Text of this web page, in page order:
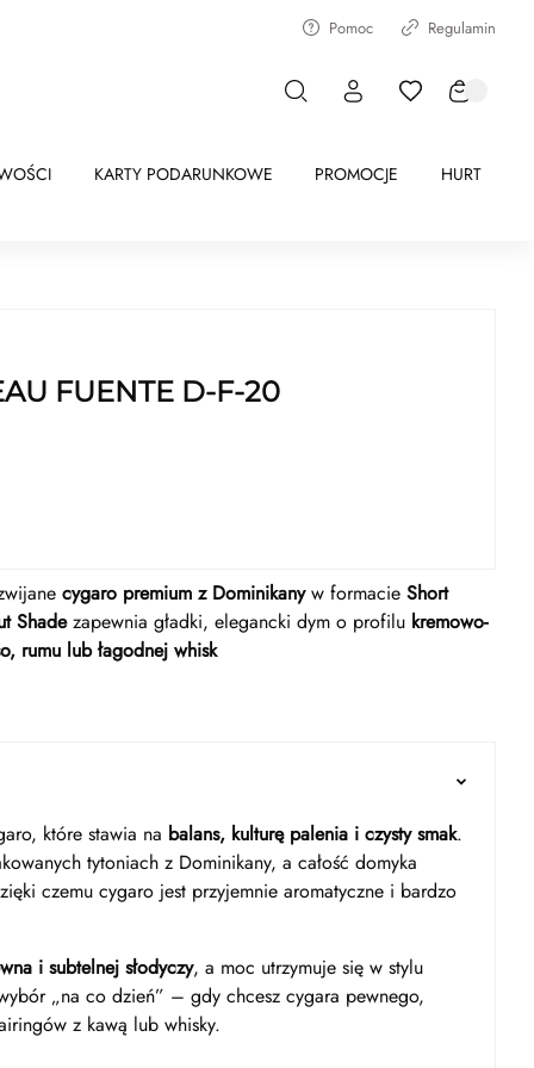
Pomoc Regulamin
KARTY PODARUNKOWE PROMOCJE HURT
FUENTE D-F-20
cygaro premium z Dominikanyw formacie Short
Shadezapewnia gładki, elegancki dym o profilu kremowo-
rumu lub łagodnej whisk
które stawia na balans, kulturę palenia i czysty smak.
tytoniach z Dominikany, a całość domyka
czemu cygaro jest przyjemnie aromatyczne i bardzo
i subtelnej słodyczy, a moc utrzymuje się w stylu
„na co dzień” – gdy chcesz cygara pewnego,
z kawą lub whisky.